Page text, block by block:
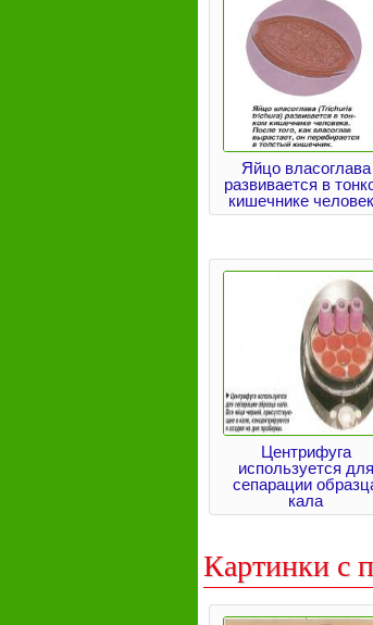
Яйцо власоглава
развивается в
кишечнике
Центрифуга
используется для
сепарации
кала
Картинки с